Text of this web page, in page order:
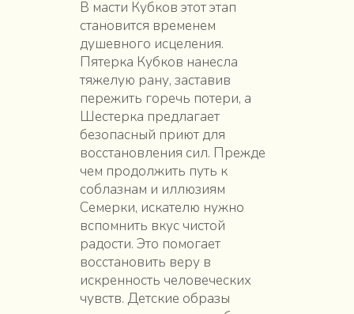
В масти Кубков этот этап
становится временем
душевного исцеления.
Пятерка Кубков нанесла
тяжелую рану, заставив
пережить горечь потери, а
Шестерка предлагает
безопасный приют для
восстановления сил. Прежде
чем продолжить путь к
соблазнам и иллюзиям
Семерки, искателю нужно
вспомнить вкус чистой
радости. Это помогает
восстановить веру в
искренность человеческих
чувств. Детские образы